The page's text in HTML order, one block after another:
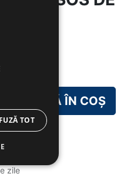
ADAUGĂ ÎN COȘ
zile
TOT